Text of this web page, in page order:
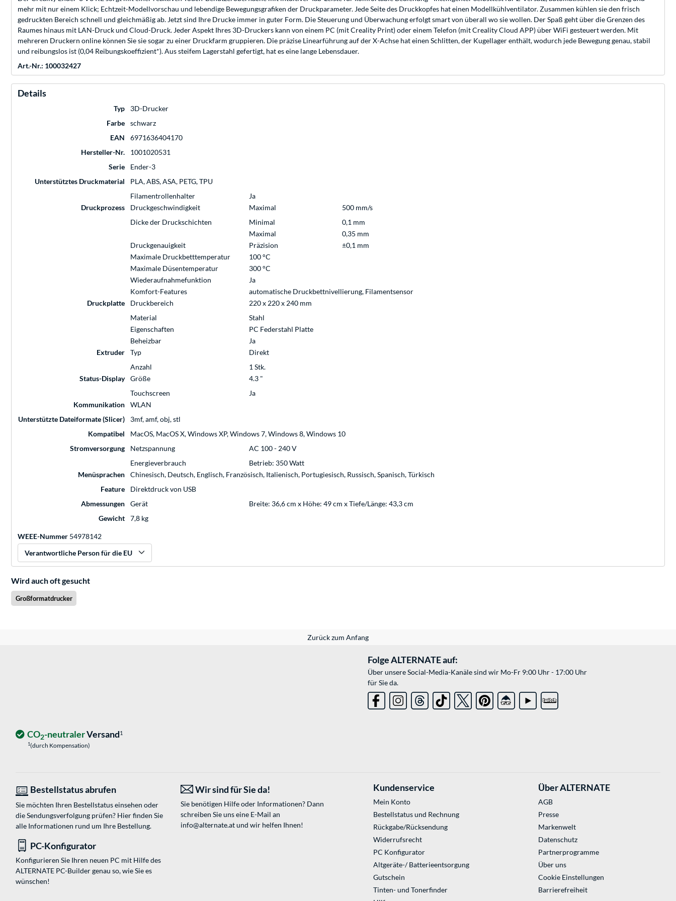
mehr mit nur einem Klick; Echtzeit-Modellvorschau und lebendige Bewegungsgrafiken der Druckparameter. Jede Seite des Druckkopfes hat einen Modellkühlventilator. Zusammen kühlen sie den frisch
gedruckten Bereich schnell und gleichmäßig ab. Jetzt sind Ihre Drucke immer in guter Form. Die Steuerung und Überwachung erfolgt smart von überall wo sie wollen. Der Spaß geht über die Grenzen des
Raumes hinaus mit LAN-Druck und Cloud-Druck. Jeder Aspekt Ihres 3D-Druckers kann von einem PC (mit Creality Print) oder einem Telefon (mit Creality Cloud APP) über WiFi gesteuert werden. Mit
mehreren Druckern online können Sie sie sogar zu einer Druckfarm gruppieren. Die präzise Linearführung auf der X-Achse hat einen Schlitten, der Kugellager enthält, wodurch jede Bewegung genau, stabil
und reibungslos ist (0,04 Reibungskoeffizient*). Aus steifem Lagerstahl gefertigt, hat es eine lange Lebensdauer.
Art.-Nr.: 100032427
Details
Typ
3D-Drucker
Farbe
schwarz
EAN
6971636404170
Hersteller-Nr.
1001020531
Serie
Ender-3
Unterstütztes Druckmaterial
PLA, ABS, ASA, PETG, TPU
Filamentrollenhalter
Ja
Druckprozess
Druckgeschwindigkeit Maximal
500 mm/s
Dicke der Druckschichten
Minimal
0,1 mm
Maximal
0,35 mm
Druckgenauigkeit
Präzision
±0,1 mm
Maximale Druckbetttemperatur
100 °C
Maximale Düsentemperatur
300 °C
Wiederaufnahmefunktion
Ja
Komfort-Features
automatische Druckbettnivellierung, Filamentsensor
Druckplatte
Druckbereich
220 x 220 x 240 mm
Material
Stahl
Eigenschaften
PC Federstahl Platte
Beheizbar
Ja
Extruder
Typ
Direkt
Anzahl
1 Stk.
Status-Display
Größe
4.3 "
Touchscreen
Ja
Kommunikation
WLAN
Unterstützte Dateiformate (Slicer)
3mf, amf, obj, stl
Kompatibel
MacOS, MacOS X, Windows XP, Windows 7, Windows 8, Windows 10
Stromversorgung
Netzspannung
AC 100 - 240 V
Energieverbrauch
Betrieb: 350 Watt
Menüsprachen
Chinesisch, Deutsch, Englisch, Französisch, Italienisch, Portugiesisch, Russisch, Spanisch, Türkisch
Feature
Direktdruck von USB
Abmessungen
Gerät
Breite: 36,6 cm x Höhe: 49 cm x Tiefe/Länge: 43,3 cm
Gewicht
7,8 kg
WEEE-Nummer 54978142
Verantwortliche Person für die EU
Wird auch oft gesucht
Großformatdrucker
Zurück zum Anfang
Folge ALTERNATE auf:
Über unsere Social-Media-Kanäle sind wir Mo-Fr 9:00 Uhr - 17:00 Uhr
für Sie da.
CO2-neutralerVersand1
1(durch Kompensation)
Bestellstatus abrufen
Sie möchten Ihren Bestellstatus einsehen oder
die Sendungsverfolgung prüfen? Hier finden Sie
alle Informationen rund um Ihre Bestellung.
Wir sind für Sie da!
Sie benötigen Hilfe oder Informationen? Dann
schreiben Sie uns eine E-Mail an
info@alternate.atund wir helfen Ihnen!
PC-Konfigurator
Konfigurieren Sie Ihren neuen PC mit Hilfe des
ALTERNATE PC-Builder genau so, wie Sie es
wünschen!
Kundenservice
Mein Konto
Bestellstatus und Rechnung
Rückgabe/Rücksendung
Widerrufsrecht
PC Konfigurator
Altgeräte-/ Batterieentsorgung
Gutschein
Tinten- und Tonerfinder
Über ALTERNATE
AGB
Presse
Markenwelt
Datenschutz
Partnerprogramme
Über uns
Cookie Einstellungen
Barrierefreiheit